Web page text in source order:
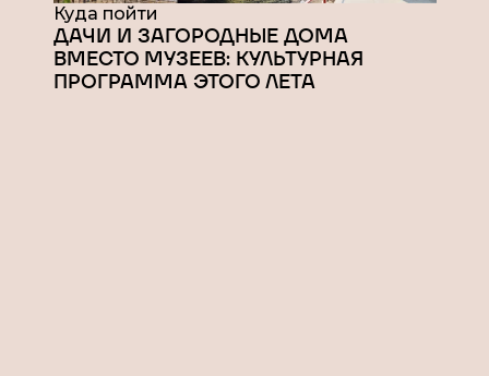
Куда пойти
ДАЧИ И ЗАГОРОДНЫЕ ДОМА
ВМЕСТО МУЗЕЕВ: КУЛЬТУРНАЯ
ПРОГРАММА ЭТОГО ЛЕТА